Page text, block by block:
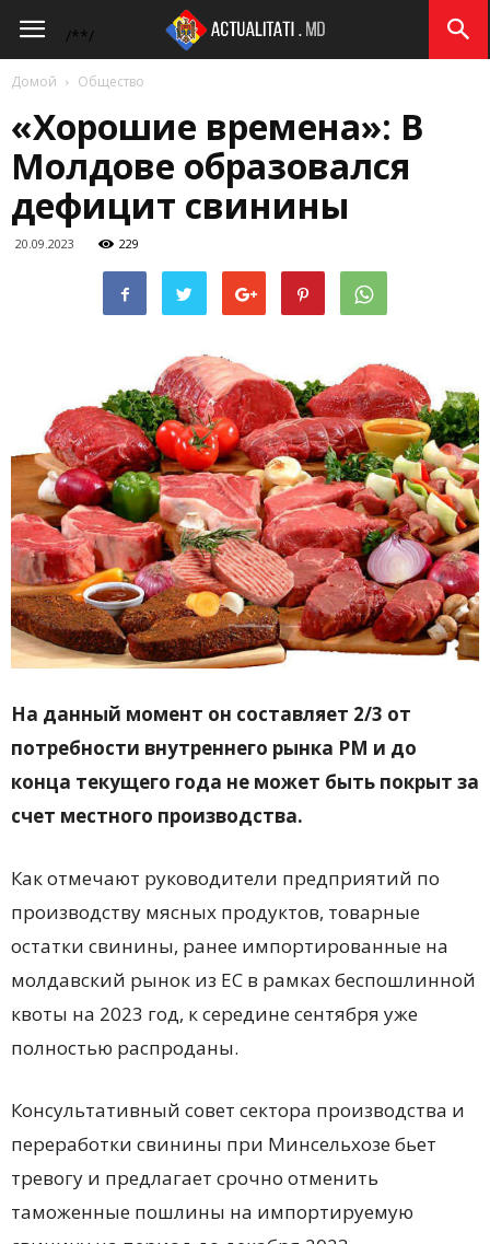
/**/
Actualitati.md
Домой Общество
«Хорошие времена»: В
Молдове образовался
дефицит свинины
20.09.2023 229
На данный момент он составляет 2/3 от
потребности внутреннего рынка РМ и до
конца текущего года не может быть покрыт за
счет местного производства.
Как отмечают руководители предприятий по
производству мясных продуктов, товарные
остатки свинины, ранее импортированные на
молдавский рынок из ЕС в рамках беспошлинной
квоты на 2023 год, к середине сентября уже
полностью распроданы.
Консультативный совет сектора производства и
переработки свинины при Минсельхозе бьет
тревогу и предлагает срочно отменить
таможенные пошлины на импортируемую